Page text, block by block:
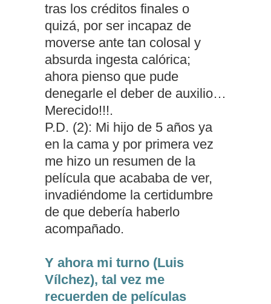
tras los créditos finales o
quizá, por ser incapaz de
moverse ante tan colosal y
absurda ingesta calórica;
ahora pienso que pude
denegarle el deber de auxilio…
Merecido!!!.
P.D. (2): Mi hijo de 5 años ya
en la cama y por primera vez
me hizo un resumen de la
película que acababa de ver,
invadiéndome la certidumbre
de que debería haberlo
acompañado.
Y ahora mi turno (Luis
Vílchez), tal vez me
recuerden de películas